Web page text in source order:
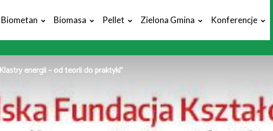
Biometan Biomasa Pellet Zielona Gmina Konferencje
energii – od teorii do praktyki”